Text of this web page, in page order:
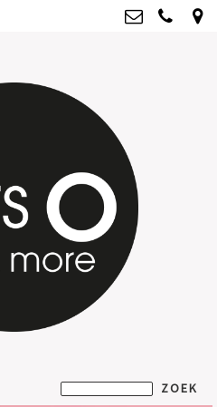
Mrs O & more - 67796435
NL001835603B07